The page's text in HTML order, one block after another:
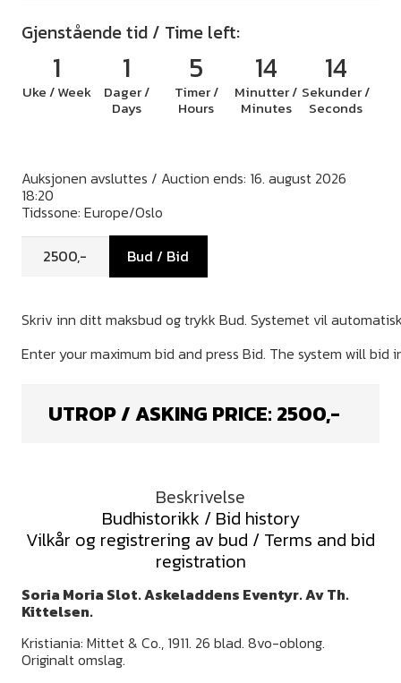
Gjenstående tid / Time left:
1
Uke / Week
1
Dager /
Days
5
Timer /
Hours
14
Minutter /
Minutes
13
Sekunder /
Seconds
Auksjonen avsluttes / Auction ends: 16. august 2026
18:20
Tidssone: Europe/Oslo
Bud / Bid
UTROP / ASKING PRICE: 2500,-
Beskrivelse
Budhistorikk / Bid history
Vilkår og registrering av bud / Terms and bid
registration
Soria Moria Slot. Askeladdens Eventyr.Av Th.
Kittelsen.
Kristiania: Mittet & Co., 1911. 26 blad. 8vo-oblong.
Originalt omslag.